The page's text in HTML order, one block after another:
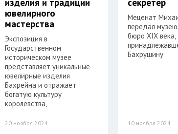
ювелирного
мастерства
Экспозиция в
Государственном
историческом музее
представляет уникальные
ювелирные изделия
Бахрейна и отражает
богатую культуру
королевства,
20 ноября 2024
Меценат
передал
бюро XIX века,
Бахрушину
10 ноября 2024